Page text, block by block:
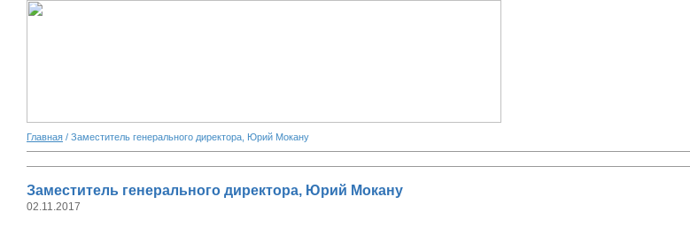
Главная / Заместитель генерального директора, Юрий Мокану
Заместитель генерального директора, Юрий Мокану
02.11.2017